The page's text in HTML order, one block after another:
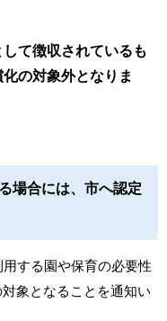
て徴収されているも
の対象外となりま
場合には、市へ認定
する園や保育の必要性
象となることを通知い